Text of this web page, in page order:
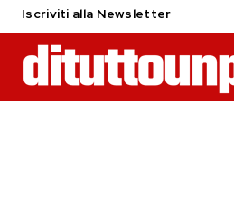
Iscriviti alla Newsletter